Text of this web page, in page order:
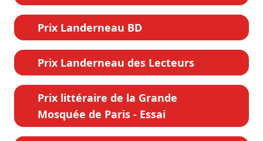
Prix Landerneau BD
Prix Landerneau des Lecteurs
Prix littéraire de la Grande
Mosquée de Paris - Essai